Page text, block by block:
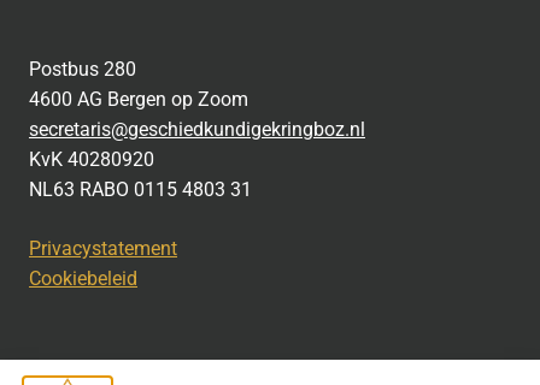
Postbus 280
4600 AG Bergen op Zoom
secretaris@geschiedkundigekringboz.nl
KvK 40280920
NL63 RABO 0115 4803 31
Privacystatement
Cookiebeleid